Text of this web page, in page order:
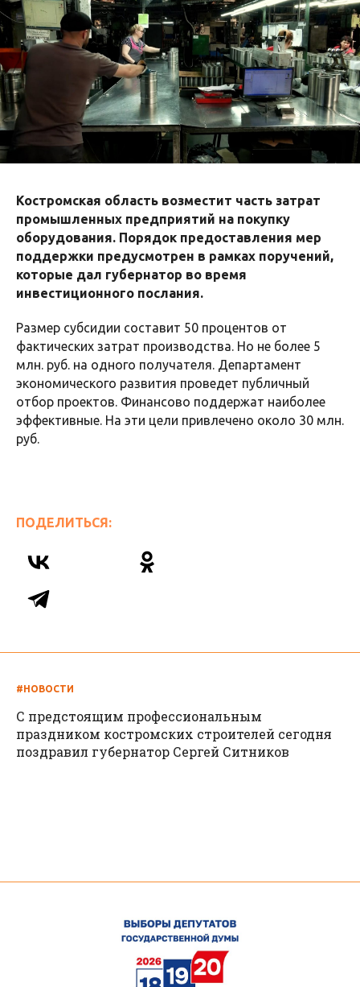
Костромская область возместит часть затрат
промышленных предприятий на покупку
оборудования. Порядок предоставления мер
поддержки предусмотрен в рамках поручений,
которые дал губернатор во время
инвестиционного послания.
Размер субсидии составит 50 процентов от
фактических затрат производства. Но не более 5
млн. руб. на одного получателя. Департамент
экономического развития проведет публичный
отбор проектов. Финансово поддержат наиболее
эффективные. На эти цели привлечено около 30 млн.
руб.
ПОДЕЛИТЬСЯ:
#НОВОСТИ
С предстоящим профессиональным
праздником костромских строителей сегодня
поздравил губернатор Сергей Ситников